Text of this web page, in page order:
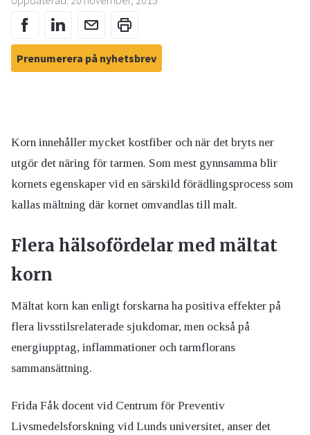
Prenumerera på nyhetsbrev
Korn innehåller mycket kostfiber och när det bryts ner
utgör det näring för tarmen. Som mest gynnsamma blir
kornets egenskaper vid en särskild förädlingsprocess som
kallas mältning där kornet omvandlas till malt.
Flera hälsofördelar med mältat
korn
Mältat korn kan enligt forskarna ha positiva effekter på
flera livsstilsrelaterade sjukdomar, men också på
energiupptag, inflammationer och tarmflorans
sammansättning.
Frida Fåk docent vid Centrum för Preventiv
Livsmedelsforskning vid Lunds universitet, anser det